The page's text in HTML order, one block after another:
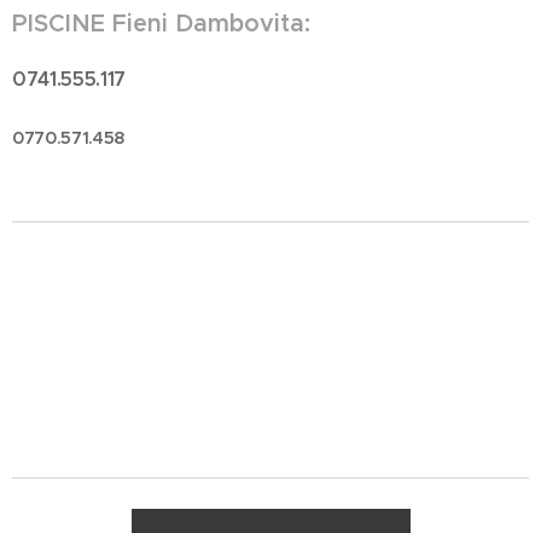
PISCINE Fieni Dambovita:
0741.555.117
0770.571.458